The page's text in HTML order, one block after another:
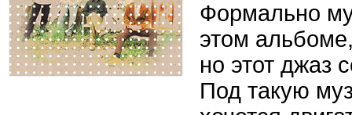
Формально
этом
но этот джаз
Под такую